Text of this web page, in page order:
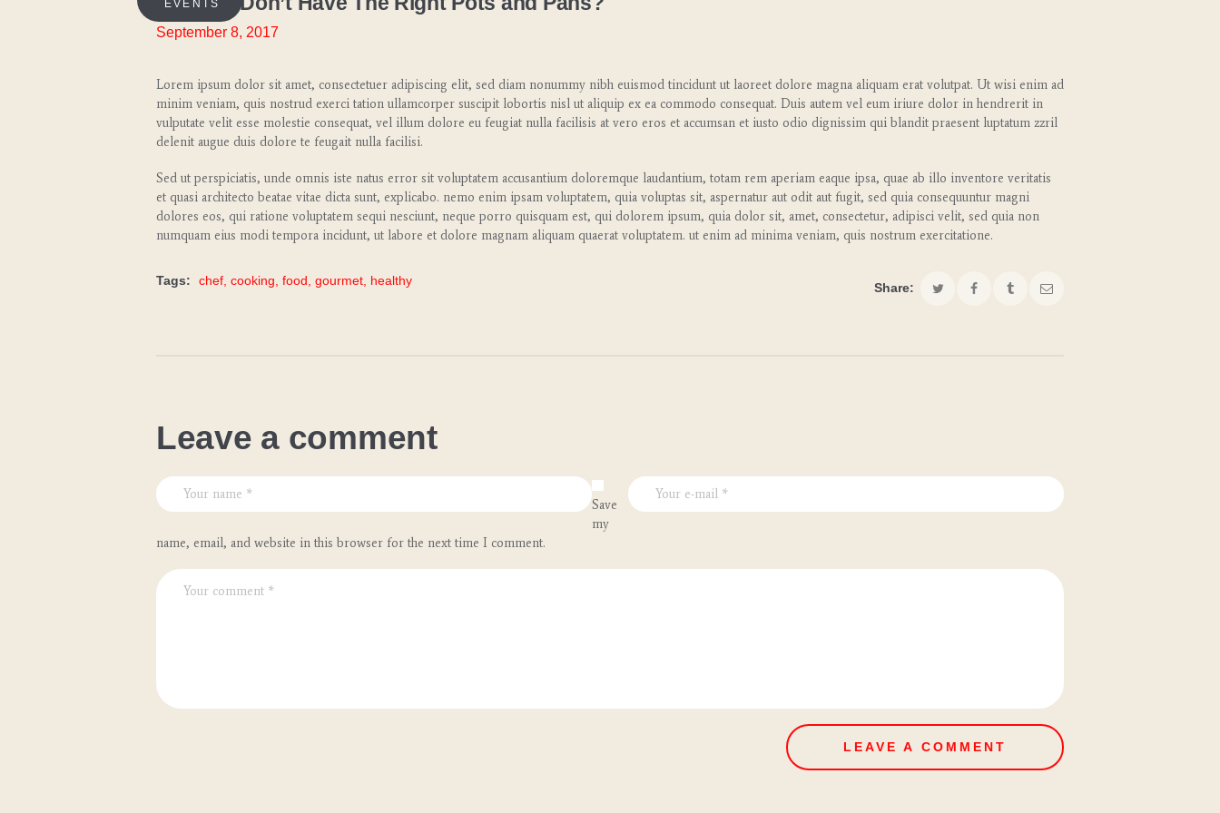
EVENTS
September 8, 2017
Lorem ipsum dolor sit amet, consectetuer adipiscing elit, sed diam nonummy nibh euismod tincidunt ut laoreet dolore magna aliquam erat volutpat. Ut wisi enim ad
minim veniam, quis nostrud exerci tation ullamcorper suscipit lobortis nisl ut aliquip ex ea commodo consequat. Duis autem vel eum iriure dolor in hendrerit in
vulputate velit esse molestie consequat, vel illum dolore eu feugiat nulla facilisis at vero eros et accumsan et iusto odio dignissim qui blandit praesent luptatum zzril
delenit augue duis dolore te feugait nulla facilisi.
Sed ut perspiciatis, unde omnis iste natus error sit voluptatem accusantium doloremque laudantium, totam rem aperiam eaque ipsa, quae ab illo inventore veritatis
et quasi architecto beatae vitae dicta sunt, explicabo. nemo enim ipsam voluptatem, quia voluptas sit, aspernatur aut odit aut fugit, sed quia consequuntur magni
dolores eos, qui ratione voluptatem sequi nesciunt, neque porro quisquam est, qui dolorem ipsum, quia dolor sit, amet, consectetur, adipisci velit, sed quia non
numquam eius modi tempora incidunt, ut labore et dolore magnam aliquam quaerat voluptatem. ut enim ad minima veniam, quis nostrum exercitatione.
Tags: chef, cooking, food, gourmet, healthy Share:
Leave a comment
Save
my
name, email, and website in this browser for the next time I comment.